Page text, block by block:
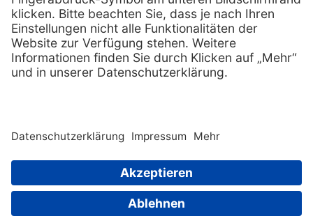
Zertifikat Rechtliches
AGB
Impressum
Datenschutz
Copyright © 2026 MediQuick Arzt-
GmbH. All rights
Fachkreise.